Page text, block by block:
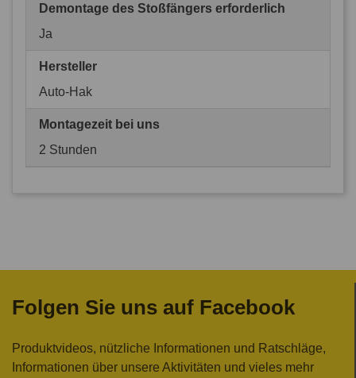
Demontage des Stoßfängers erforderlich
Ja
Hersteller
Auto-Hak
Montagezeit bei uns
2 Stunden
Folgen Sie uns auf Facebook
Produktvideos, nützliche Informationen und Ratschläge,
Informationen über unsere Aktivitäten und vieles mehr